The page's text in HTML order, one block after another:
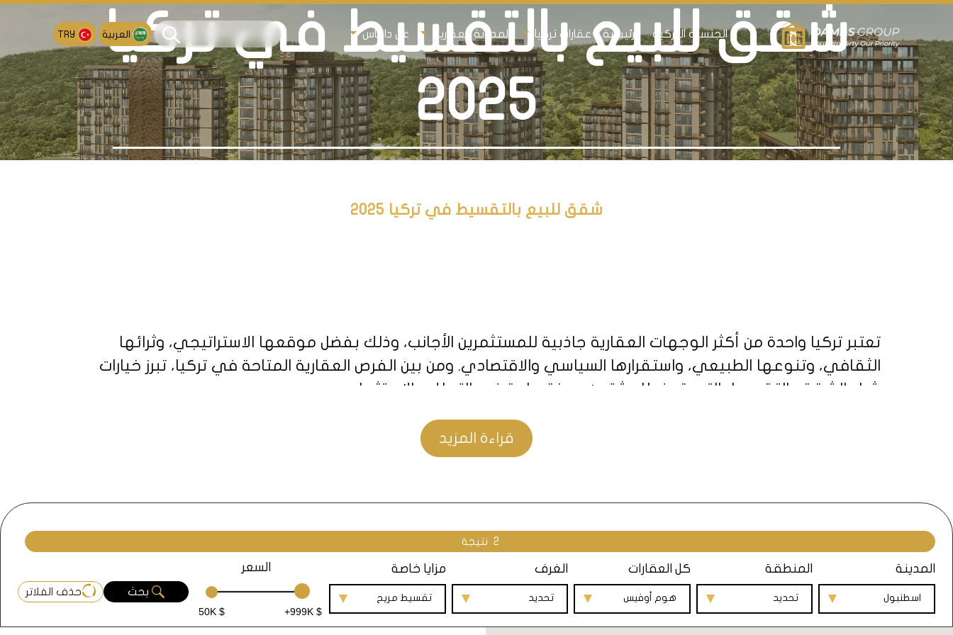
الجنسية التركية الرئيسية عقارات تركيا المدونة العقارية عن داماس العربية TRY
شقق للبيع بالتقسيط في تركيا
2025
شقق للبيع بالتقسيط في تركيا 2025
تعتبر تركيا واحدة من أكثر الوجهات العقارية جاذبية للمستثمرين الأجانب، وذلك بفضل موقعها الاستراتيجي، وثرائها
الثقافي، وتنوعها الطبيعي، واستقرارها السياسي والاقتصادي. ومن بين الفرص العقارية المتاحة في تركيا، تبرز خيارات
شراء الشقق بالتقسيط، التي توفر للمشترين مرونة وراحة في التملك والاستثمار.
في هذا المقال، سنتعرف على أهم الأسباب التي تجعل شراء الشقق بالتقسيط في تركيا خياراً مغرياً، وكيفية الاستفادة
للبيع بالتقسيط في مختلف المدن التركية.
لماذا نشتري شقق بالتقسيط في تركيا؟
قراءة المزيد
2 نتيجة
المدينة
اسطنبول
المنطقة
تحديد
كل العقارات
هوم أوفيس
الغرف
تحديد
مزايا خاصة
تقسيط مريح
السعر
50K $ +999K $
بحث حذف الفلاتر